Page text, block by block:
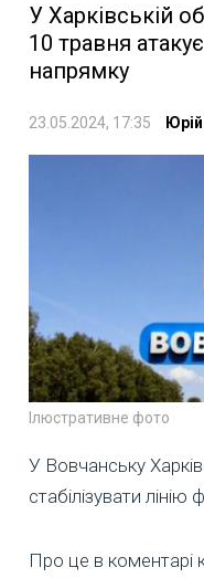
У Харківській
10 травня
напрямку
23.05.2024, 17:35
Ілюстративне фото
У Вовчанську
стабілізувати
Про це в коментарі